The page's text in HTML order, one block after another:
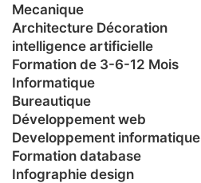
Mecanique
Architecture Décoration
intelligence artificielle
Formation de 3-6-12 Mois
Informatique
Bureautique
Développement web
Developpement informatique
Formation database
Infographie design